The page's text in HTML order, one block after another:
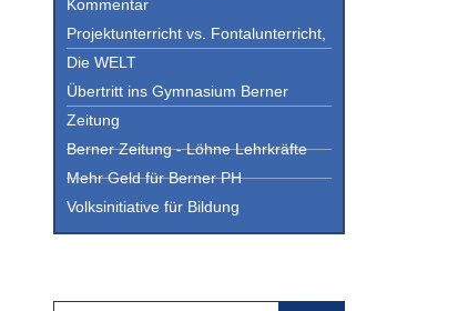
Kommentar
Projektunterricht vs. Fontalunterricht,
Die WELT
Übertritt ins Gymnasium Berner
Zeitung
Berner Zeitung - Löhne Lehrkräfte
Mehr Geld für Berner PH
Volksinitiative für Bildung